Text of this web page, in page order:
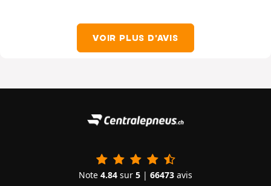
VOIR PLUS D'AVIS
Note 4.84 sur 5 | 66473 avis